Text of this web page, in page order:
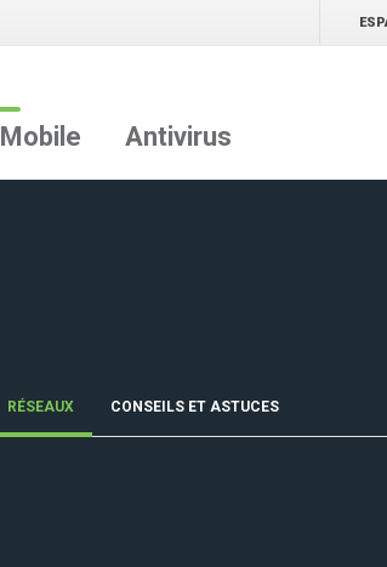
Mobile Antivirus
RÉSEAUX CONSEILS ET ASTUCES